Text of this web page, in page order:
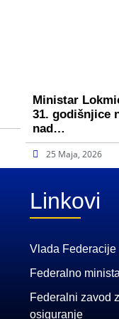
Ministar
31. godišnjice
nad…
25 Maja, 2026
Linkovi
Vlada
Federalno
Federalni zavod
osiguranje